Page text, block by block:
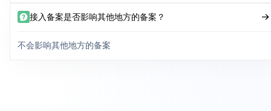
接入备案是否影响其他地方的备案？
不会影响其他地方的备案